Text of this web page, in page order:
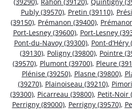
Publy (39570), Pretin (39110),
(39150), Prémanon (39400),
Port-Lesney (39600), Port-Lesney
Pont-du-Navoy (39300), Pont-d’Héry
(39130), Poligny (39800), Pointre
(39570), Plumont (39700), Pleure
Plénise (39250), Plasne (39800),
(39270), Plainoiseau (39210),
(39300), Picarreau (39800), Petit-Noir
Perrigny (89000), Perrigny (39570),